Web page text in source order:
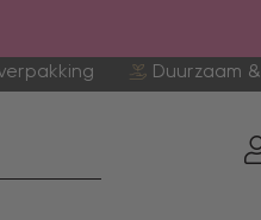
Duurzaam